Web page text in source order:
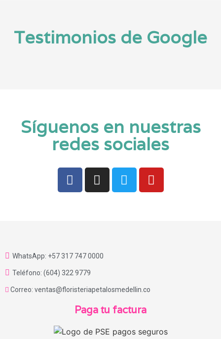
Testimonios de Google
Síguenos en nuestras
redes sociales
WhatsApp: +57 317 747 0000
Teléfono: (604) 322 9779
Correo: ventas@floristeriapetalosmedellin.co
Paga tu factura